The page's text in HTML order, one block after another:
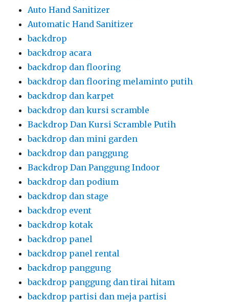
Auto Hand Sanitizer
Automatic Hand Sanitizer
backdrop
backdrop acara
backdrop dan flooring
backdrop dan flooring melaminto putih
backdrop dan karpet
backdrop dan kursi scramble
Backdrop Dan Kursi Scramble Putih
backdrop dan mini garden
backdrop dan panggung
Backdrop Dan Panggung Indoor
backdrop dan podium
backdrop dan stage
backdrop event
backdrop kotak
backdrop panel
backdrop panel rental
backdrop panggung
backdrop panggung dan tirai hitam
backdrop partisi dan meja partisi